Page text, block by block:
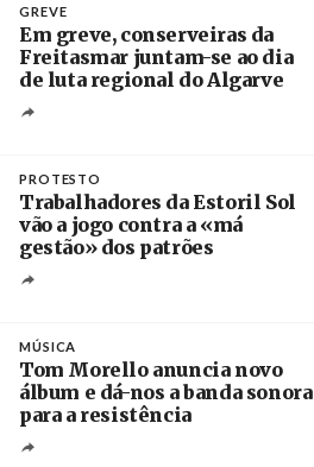
GREVE
Em greve, conserveiras da
Freitasmar juntam-se ao dia
de luta regional do Algarve
PROTESTO
Trabalhadores da Estoril Sol
vão a jogo contra a «má
gestão» dos patrões
MÚSICA
Tom Morello anuncia novo
álbum e dá-nos a banda sonora
para a resistência